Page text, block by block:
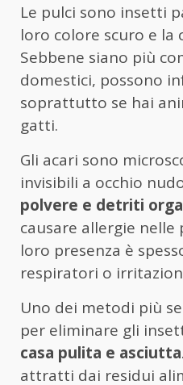
Le pulci sono insetti
loro colore scuro e la
Sebbene siano più
domestici, possono
soprattutto se hai
gatti.
Gli acari sono
invisibili a occhio
polvere e detriti
causare allergie nelle
loro presenza è
respiratori o
Uno dei metodi più
per eliminare gli
casa pulita e asciutta
attratti dai residui